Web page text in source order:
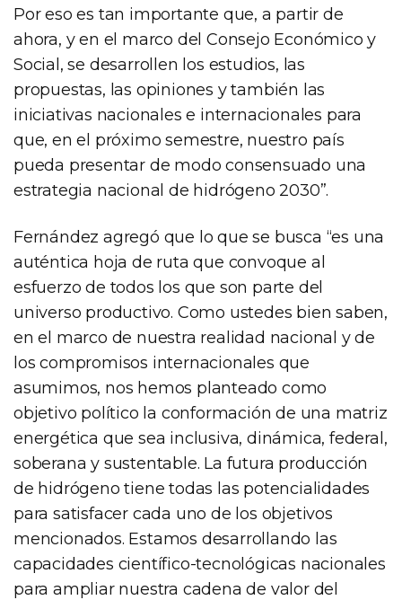
Por eso es tan importante que, a partir de
ahora, y en el marco del Consejo Económico y
Social, se desarrollen los estudios, las
propuestas, las opiniones y también las
iniciativas nacionales e internacionales para
que, en el próximo semestre, nuestro país
pueda presentar de modo consensuado una
estrategia nacional de hidrógeno 2030”.
Fernández agregó que lo que se busca “es una
auténtica hoja de ruta que convoque al
esfuerzo de todos los que son parte del
universo productivo. Como ustedes bien saben,
en el marco de nuestra realidad nacional y de
los compromisos internacionales que
asumimos, nos hemos planteado como
objetivo político la conformación de una matriz
energética que sea inclusiva, dinámica, federal,
soberana y sustentable. La futura producción
de hidrógeno tiene todas las potencialidades
para satisfacer cada uno de los objetivos
mencionados. Estamos desarrollando las
capacidades científico-tecnológicas nacionales
para ampliar nuestra cadena de valor del